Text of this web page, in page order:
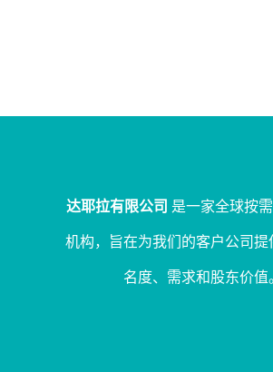
达耶拉有限公司 是一家全球按
机构，旨在为我们的客户公司提
名度、需求和股东价值